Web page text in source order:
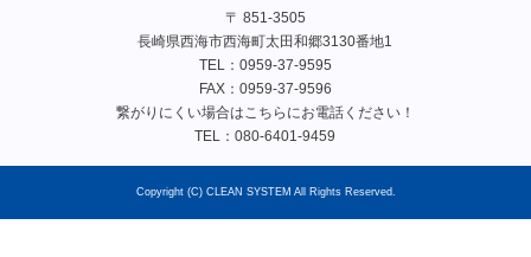
〒 851-3505
長崎県西海市西海町太田和郷3130番地1
TEL： 0959-37-9595
FAX：0959-37-9596
繋がりにくい場合はこちらにお電話ください！
TEL：080-6401-9459
Copyright (C) CLEAN SYSTEM All Rights Reserved.